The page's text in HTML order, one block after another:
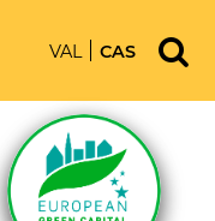
VAL CAS